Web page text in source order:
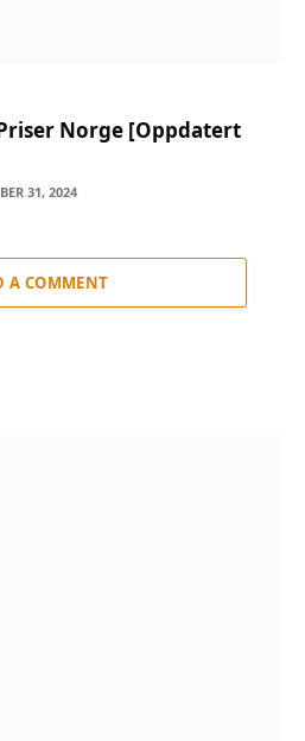
Norge [Oppdatert
31, 2024
A COMMENT